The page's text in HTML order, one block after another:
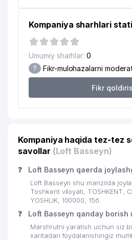
Kompaniya sharhlari
Umumiy sharhlar: 0
? Fikr-mulohazalarni
Fikr
Kompaniya haqida tez-tez
savollar (Loft Basseyn)
❓ Loft Basseyn qaerda
Loft Basseyn shu manzilda
Toshkent viloyati, TOSHKENT,
YOSHLIK, 100000, 15б.
❓ Loft Basseyn qanday borish
Marshrutni yaratish uchun siz
xaritadan foydalanishingiz